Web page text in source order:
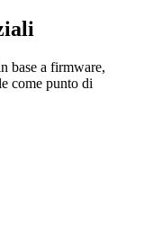
base a firmware,
come punto di